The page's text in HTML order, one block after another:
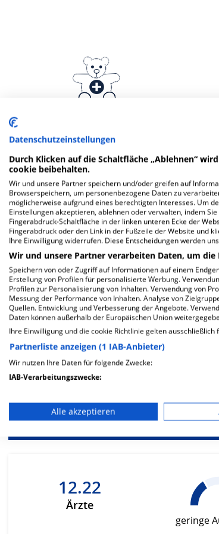
Hämatologie und Onkologie
Mehr Informationen
Besondere Merkmale
12.22
Ärzte
geringe
Datenschutzeinstellungen
Durch Klicken auf die Schaltfläche „Ablehnen“
cookie beibehalten.
Wir und unsere Partner speichern und/oder greifen auf
Browserspeichern, um personenbezogene Daten zu
möglicherweise aufgrund eines berechtigten Interesses. Um
Einstellungen akzeptieren, ablehnen oder verwalten, indem
Fingerabdruck-Schaltfläche in der linken unteren Ecke der
Fingerabdruck oder den Link in der Fußzeile der Website und
Ihre Einwilligung widerrufen. Diese Entscheidungen werden
Wir und unsere Partner verarbeiten Daten, um
Speichern von oder Zugriff auf Informationen auf einem
Erstellung von Profilen für personalisierte Werbung.
Profilen zur Personalisierung von Inhalten. Verwendung von
Messung der Performance von Inhalten. Analyse von
Quellen. Entwicklung und Verbesserung der Angebote.
Daten können außerhalb der Europäischen Union
Ihre Einwilligung und die cookie Richtlinie gelten ausschließlich
Partnerliste anzeigen (1 IAB-Anbieter)
Wir nutzen Ihre Daten für folgende Zwecke:
IAB-Verarbeitungszwecke:
Verwendung reduzierter Daten zur Auswahl von
Verwendung von Profilen zur Auswahl
Erstellung von Profilen zur Personalisierung von
Verwendung von Profilen zur Auswahl
Alle akzeptieren